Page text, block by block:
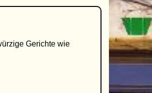
Gerichte wie